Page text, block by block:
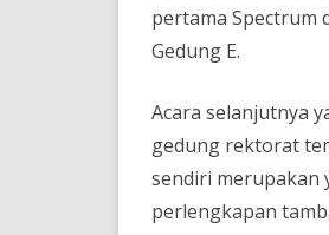
pertama Spectrum
Gedung E.
Acara selanjutnya
gedung rektorat
sendiri merupakan
perlengkapan